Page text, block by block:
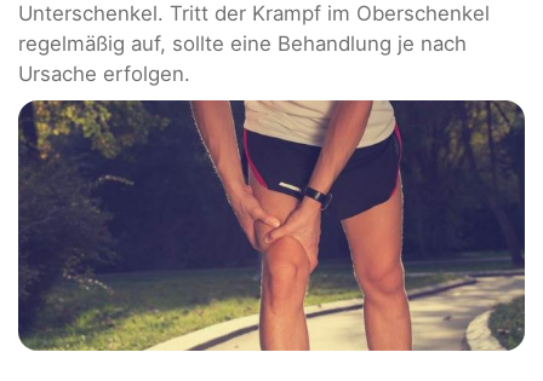
Unterschenkel. Tritt der Krampf im Oberschenkel
regelmäßig auf, sollte eine Behandlung je nach
Ursache erfolgen.